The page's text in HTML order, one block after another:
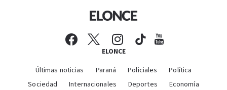
ELONCE
Últimas noticias Paraná Policiales
Política
Sociedad
Internacionales Deportes
Economía